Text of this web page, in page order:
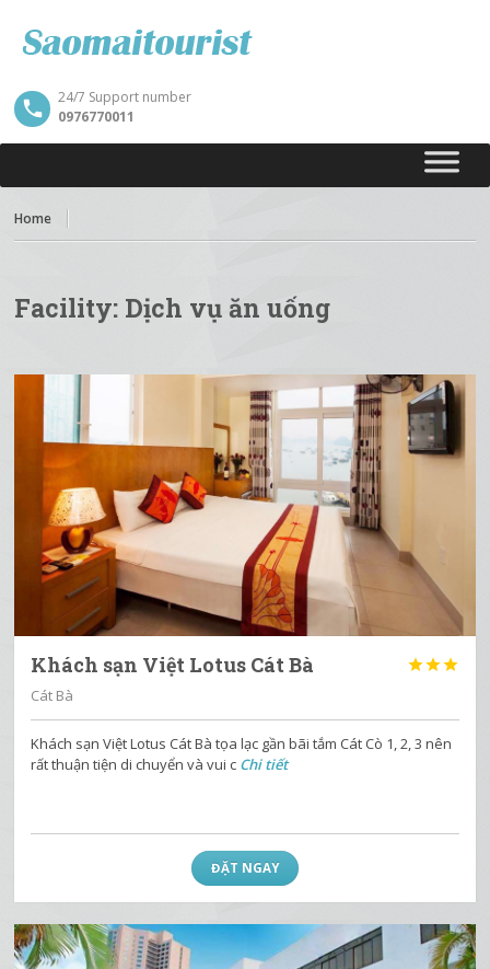
24/7 Support number
0976770011
Home
Facility: Dịch vụ ăn uống
Khách sạn Việt Lotus Cát Bà 
Cát Bà
Khách sạn Việt Lotus Cát Bà tọa lạc gần bãi tắm Cát Cò 1, 2, 3 nên
rất thuận tiện di chuyển và vui c Chi tiết
ĐẶT NGAY